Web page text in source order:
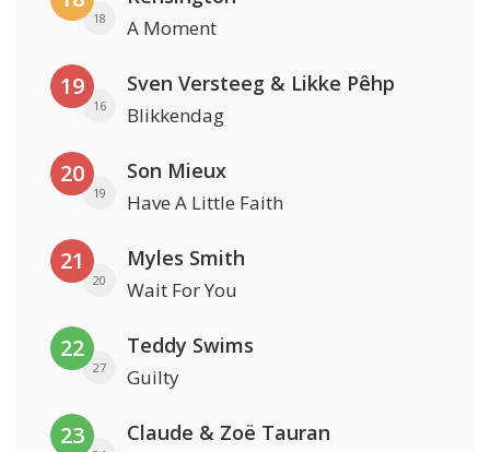
18 A Moment
19
16
Sven Versteeg & Likke Pêhp
Blikkendag
20
19
Son Mieux
Have A Little Faith
21
20
Myles Smith
Wait For You
22
27
Teddy Swims
Guilty
23 Claude & Zoë Tauran